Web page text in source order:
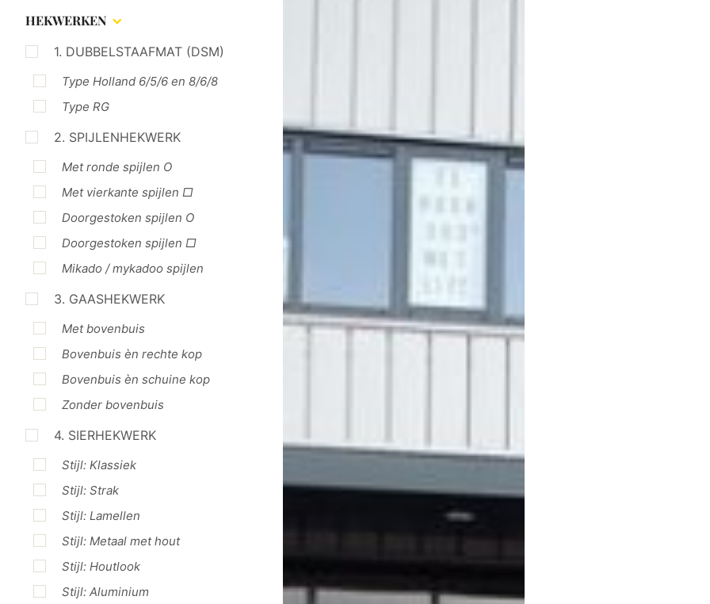
HEKWERKEN
1. DUBBELSTAAFMAT (DSM)
Type Holland 6/5/6 en 8/6/8
Type RG
2. SPIJLENHEKWERK
Met ronde spijlen O
Met vierkante spijlen □
Doorgestoken spijlen O
Doorgestoken spijlen □
Mikado / mykadoo spijlen
3. GAASHEKWERK
Met bovenbuis
Bovenbuis èn rechte kop
Bovenbuis èn schuine kop
Zonder bovenbuis
4. SIERHEKWERK
Stijl: Klassiek
Stijl: Strak
Stijl: Lamellen
Stijl: Metaal met hout
Stijl: Houtlook
Stijl: Aluminium